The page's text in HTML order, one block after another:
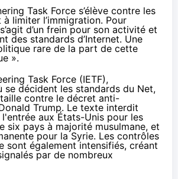
Task Force s’élève contre les
limiter l’immigration. Pour
d’un frein pour son activité et
des standards d’Internet. Une
rare de la part de cette
».
Task Force (IETF),
se décident les standards du Net,
contre le décret anti-
Trump. Le texte interdit
aux États-Unis pour les
six pays à majorité musulmane, et
pour la Syrie. Les contrôles
sont également intensifiés, créant
par de nombreux